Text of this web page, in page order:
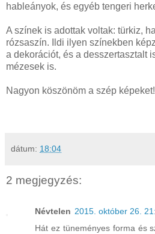
hableányok, és egyéb tengeri
A színek is adottak voltak: türkiz,
rózsaszín. Ildi ilyen színekben
a dekorációt, és a desszertasztalt
mézesek is.
Nagyon köszönöm a szép képeket!
dátum: 18:04
2 megjegyzés:
Névtelen 2015. október 26.
Hát ez tüneményes forma és